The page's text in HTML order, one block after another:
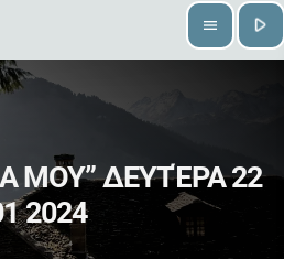
menu play_arrow
ΜΟΥ” ΔΕΥΤΈΡΑ 22
2024